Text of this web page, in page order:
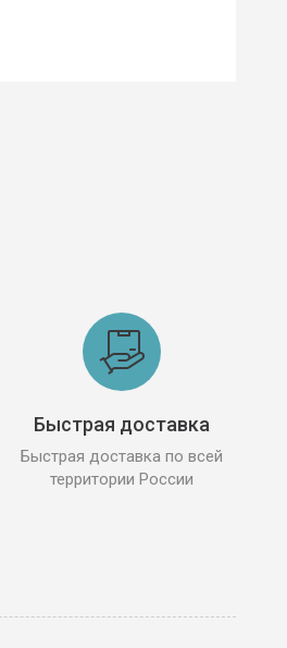
Быстрая доставка
Быстрая доставка по всей
территории России